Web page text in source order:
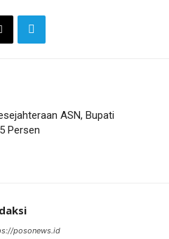
ASN, Bupati
Persen
posonews.id